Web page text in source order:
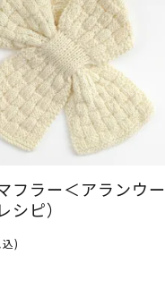
フラー＜アランウー
シピ）
)